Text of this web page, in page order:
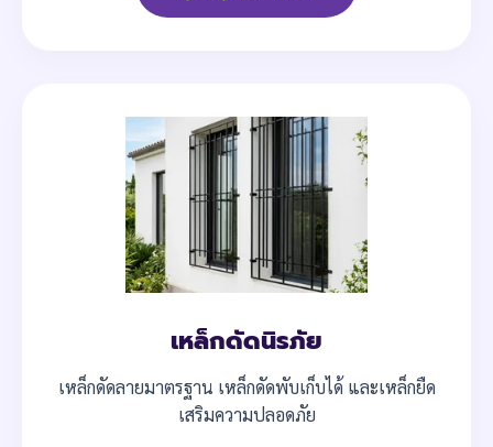
เหล็กดัดนิรภัย
เหล็กดัดลายมาตรฐาน เหล็กดัดพับเก็บได้ และเหล็กยืด
เสริมความปลอดภัย